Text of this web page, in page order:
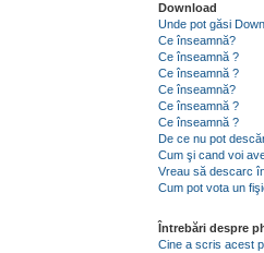
Download
Unde pot găsi
Ce înseamnă?
Ce înseamnă ?
Ce înseamnă ?
Ce înseamnă?
Ce înseamnă ?
Ce înseamnă ?
De ce nu pot
Cum şi cand voi
Vreau să descarc
Cum pot vota un
Întrebări despre
Cine a scris acest